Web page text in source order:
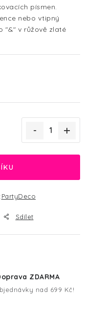
písmen.
nebo vtipný
"&" v růžově zlaté
PartyDeco
Sdílet
ZDARMA
nad 699 Kč!